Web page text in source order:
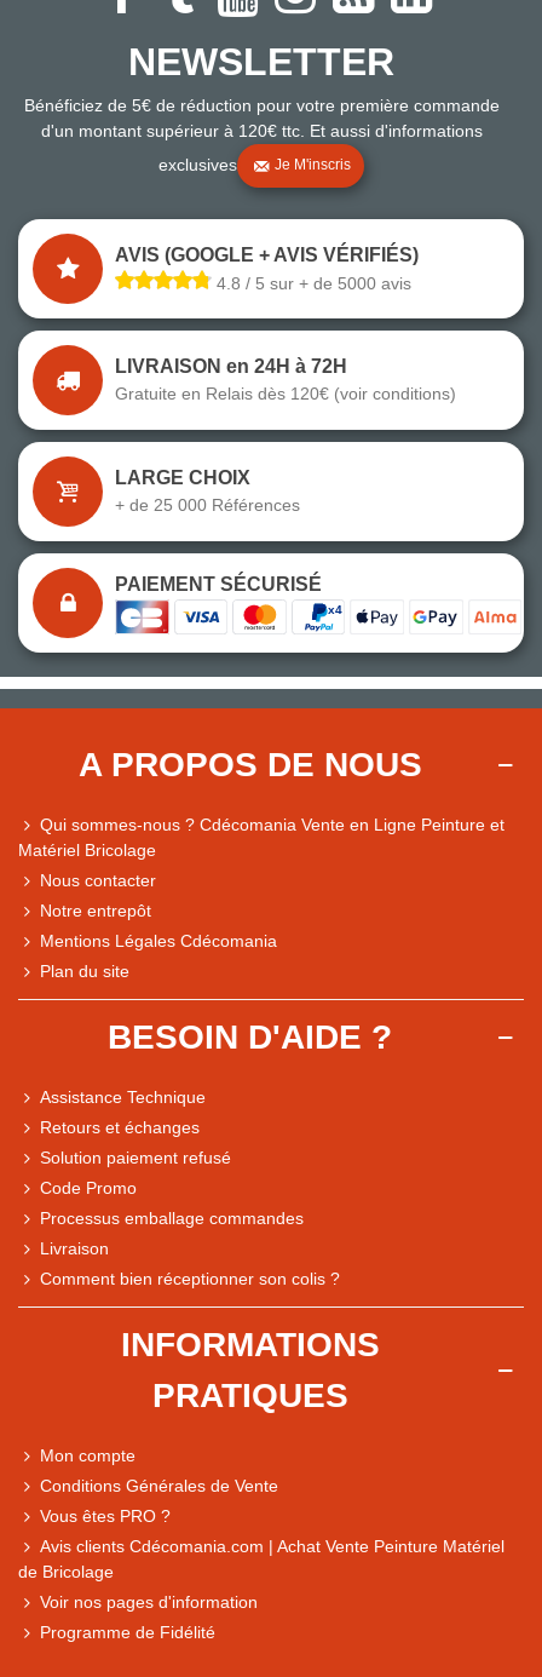
Note du magasin sur Google
Comparaison des performances du magasin
NEWSLETTER
Bénéficiez de 5€ de réduction pour votre première commande
d'un montant supérieur à 120€ ttc. Et aussi d'informations
exclusives
Je M'inscris
AVIS (GOOGLE + AVIS VÉRIFIÉS)
4.8 / 5 sur + de 5000 avis
LIVRAISON en 24H à 72H
Gratuite en Relais dès 120€ (voir conditions)
LARGE CHOIX
+ de 25 000 Références
PAIEMENT SÉCURISÉ
A PROPOS DE NOUS
Qui sommes-nous ? Cdécomania Vente en Ligne Peinture et
Matériel Bricolage
Nous contacter
Notre entrepôt
Mentions Légales Cdécomania
Plan du site
BESOIN D'AIDE ?
Assistance Technique
Retours et échanges
Solution paiement refusé
Code Promo
Processus emballage commandes
Livraison
Comment bien réceptionner son colis ?
INFORMATIONS
PRATIQUES
Mon compte
Conditions Générales de Vente
Vous êtes PRO ?
Avis clients Cdécomania.com | Achat Vente Peinture Matériel
de Bricolage
Voir nos pages d'information
Programme de Fidélité